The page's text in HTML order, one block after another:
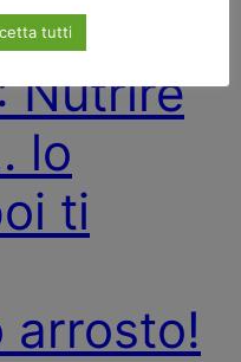
Nutrire
lo
ti
arrosto!
tutti